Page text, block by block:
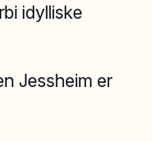
idylliske
Jessheim er